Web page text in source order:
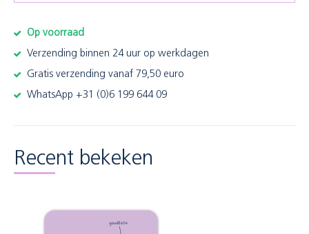
Op voorraad
Verzending binnen 24 uur op werkdagen
Gratis verzending vanaf 79,50 euro
WhatsApp +31 (0)6 199 644 09
Recent bekeken